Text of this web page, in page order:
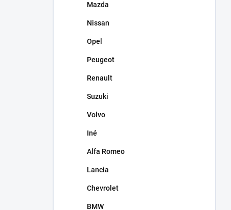
Mazda
Nissan
Opel
Peugeot
Renault
Suzuki
Volvo
Iné
Alfa Romeo
Lancia
Chevrolet
BMW